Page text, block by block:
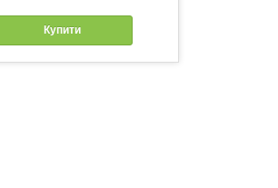
Купити